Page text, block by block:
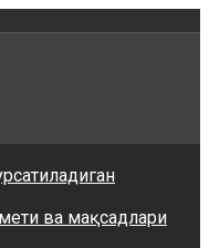
ва мақсадлари